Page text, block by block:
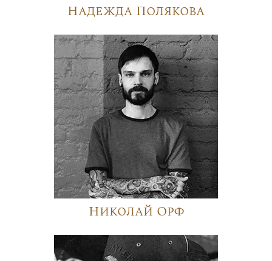
Надежда Полякова
Николай Орф